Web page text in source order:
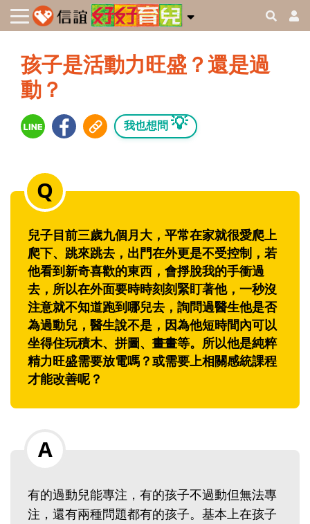
孩子是活動力旺盛？還是過
動？
我也想問 💡
兒子目前三歲九個月大，平常在家就很愛爬上
爬下、跳來跳去，出門在外更是不受控制，若
他看到新奇喜歡的東西，會掙脫我的手衝過
去，所以在外面要時時刻刻緊盯著他，一秒沒
注意就不知道跑到哪兒去，詢問過醫生他是否
為過動兒，醫生說不是，因為他短時間內可以
坐得住玩積木、拼圖、畫畫等。所以他是純粹
精力旺盛需要放電嗎？或需要上相關感統課程
才能改善呢？
有的過動兒能專注，有的孩子不過動但無法專
注，還有兩種問題都有的孩子。基本上在孩子